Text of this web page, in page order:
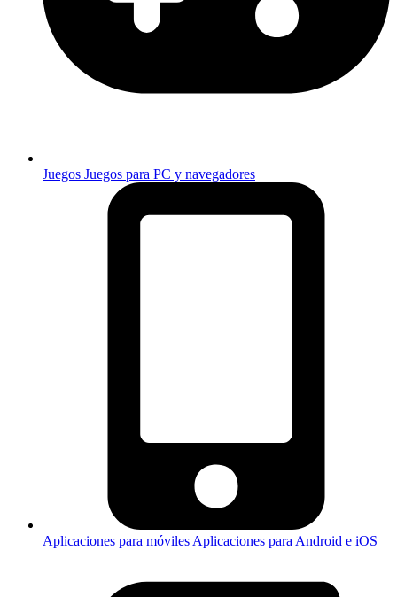
Juegos Juegos para PC y navegadores
Aplicaciones para móviles Aplicaciones para Android e iOS